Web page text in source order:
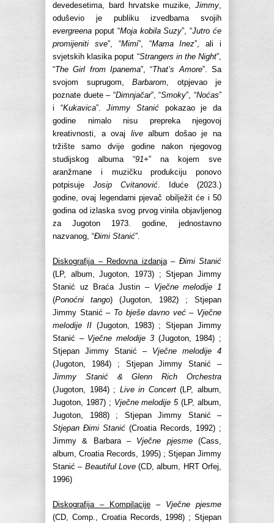
devedesetima, bard hrvatske muzike, Jimmy,
oduševio je publiku izvedbama svojih
evergreena poput “Moja kobila Suzy”, “Jutro će
promijeniti sve”, “Mimi”, “Mama Inez”, ali i
svjetskih klasika poput “Strangers in the Night”,
“The Girl from Ipanema”, “That’s Amore”. Sa
svojom suprugom, Barbarom, otpjevao je
poznate duete – “Dimnjačar”, “Smoky”, “Noćas”
i “Kukavica”.Jimmy Stanić pokazao je da
godine nimalo nisu prepreka njegovoj
kreativnosti, a ovaj livealbum došao je na
tržište samo dvije godine nakon njegovog
studijskog albuma “91+” na kojem sve
aranžmane i muzičku produkciju ponovo
potpisuje Josip Cvitanović. Iduće (2023.)
godine, ovaj legendarni pjevač obilježit će i 50
godina od izlaska svog prvog vinila objavljenog
za Jugoton 1973. godine, jednostavno
nazvanog, “Đimi Stanić”.
Diskografija – Redovna izdanja– Đimi Stanić
(LP, album, Jugoton, 1973) ; Stjepan Jimmy
Stanić uz Braća Justin – Vječne melodije 1
(Ponoćni tango) (Jugoton, 1982) ; Stjepan
Jimmy Stanić – To bješe davno već– Vječne
melodije II(Jugoton, 1983) ; Stjepan Jimmy
Stanić – Vječne melodije 3(Jugoton, 1984) ;
Stjepan Jimmy Stanić – Vječne melodije 4
(Jugoton, 1984) ; Stjepan Jimmy Stanić –
Jimmy Stanić & Glenn Rich Orchestra
(Jugoton, 1984) ; Live in Concert(LP, album,
Jugoton, 1987) ; Vječne melodije 5(LP, album,
Jugoton, 1988) ; Stjepan Jimmy Stanić –
Stjepan Đimi Stanić (Croatia Records, 1992) ;
Jimmy & Barbara – Vječne pjesme(Cass,
album, Croatia Records, 1995) ; Stjepan Jimmy
Stanić – Beautiful Love(CD, album, HRT Orfej,
1996)
Diskografija – Kompilacije – Vječne pjesme
(CD, Comp., Croatia Records, 1998) ; Stjepan